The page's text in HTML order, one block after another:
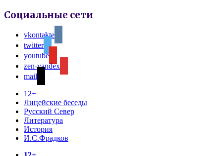
Социальные сети
vkontakte
twitter
youtube
zen-yandex
mail
12+
Лицейские беседы
Русский Север
Литература
История
И.С.Фрадков